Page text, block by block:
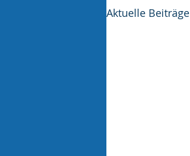
Aktuelle Beiträge